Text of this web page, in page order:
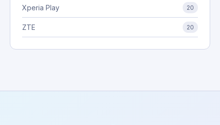
Xperia Play 20
ZTE 20